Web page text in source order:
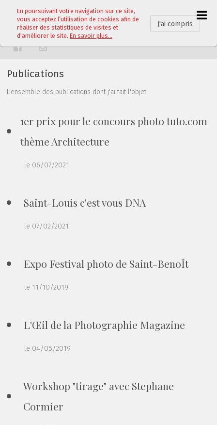
Carter Raymond
PHOTOGRAPHE
Publications
L'ensemble des publications dont j'ai fait l'objet
1er prix pour le concours photo tuto.com
thème Architecture
le 06/07/2021
Saint-Louis c'est vous DNA
le 07/02/2021
Expo Festival photo de Saint-BenoÎt
le 11/10/2019
L'Œil de la Photographie Magazine
le 04/05/2019
Workshop "tirage" avec Stephane
Cormier
En poursuivant votre navigation sur ce site,
vous acceptez l’utilisation de cookies afin de
réaliser des statistiques de visites et
d'améliorer le site. En savoir plus...
J'ai compris